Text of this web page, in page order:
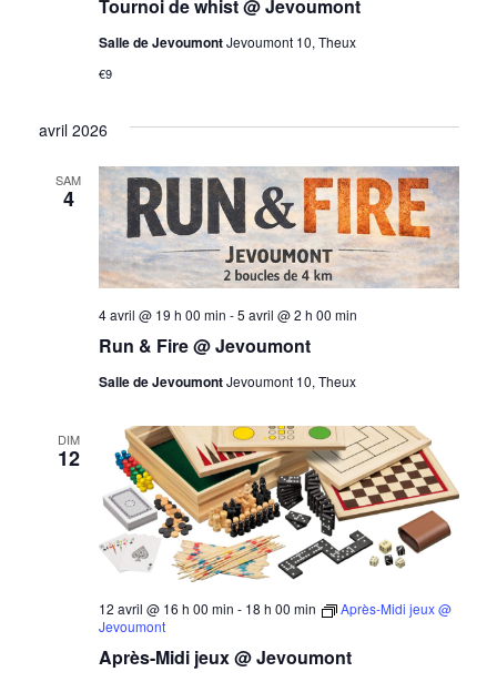
Tournoi de whist @ Jevoumont
Salle de JevoumontJevoumont 10, Theux
€9
avril 2026
SAM
4
Run & Fire @ Jevoumont
4 avril @ 19 h 00 min -5 avril @ 2 h 00 min
Salle de JevoumontJevoumont 10, Theux
DIM
12
Après-Midi jeux @ Jevoumont
12 avril @ 16 h 00 min - 18 h 00 min
Après-Midi jeux @
Jevoumont